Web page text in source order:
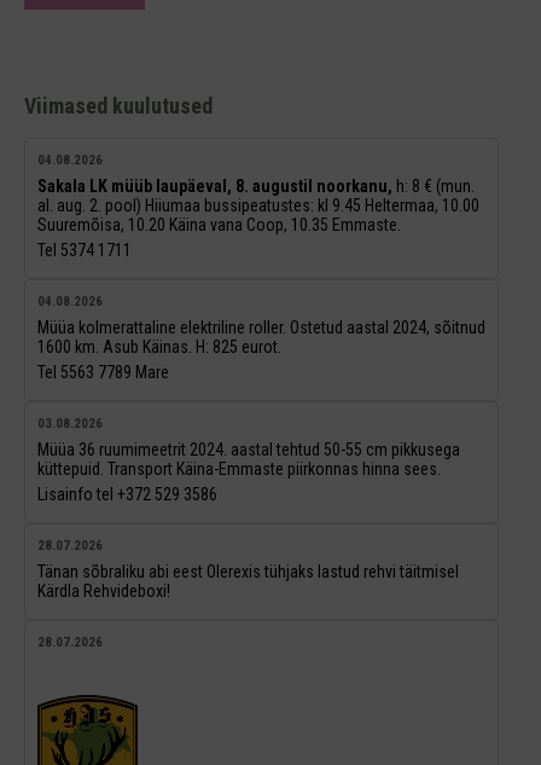
Viimased kuulutused
04.08.2026
Sakala LK müüb laupäeval, 8. augustil noorkanu, h: 8 € (mun.
al. aug. 2. pool) Hiiumaa bussipeatustes: kl 9.45 Heltermaa, 10.00
Suuremõisa, 10.20 Käina vana Coop, 10.35 Emmaste.
Tel 5374 1711
04.08.2026
Müüa kolmerattaline elektriline roller. Ostetud aastal 2024, sõitnud
1600 km. Asub Käinas. H: 825 eurot.
Tel 5563 7789 Mare
03.08.2026
Müüa 36 ruumimeetrit 2024. aastal tehtud 50-55 cm pikkusega
küttepuid. Transport Käina-Emmaste piirkonnas hinna sees.
Lisainfo tel +372 529 3586
28.07.2026
Tänan sõbraliku abi eest Olerexis tühjaks lastud rehvi täitmisel
Kärdla Rehvideboxi!
28.07.2026